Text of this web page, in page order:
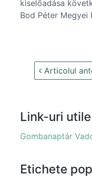
kiselőadása
Bod Péter Megyei
Articolul
Link-uri utile
Gombanaptár
Etichete